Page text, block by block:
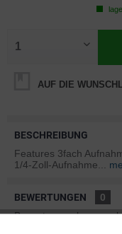
AUF DIE
BESCHREIBUNG
Features 3fach
1/4-Zoll-Aufnahme...
BEWERTUNGEN
0
Bewertungen lesen,